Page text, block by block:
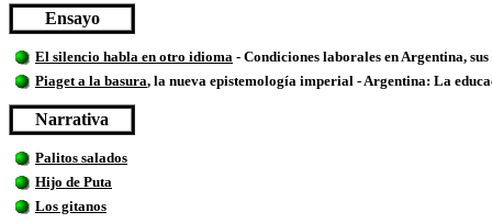
Ensayo
El silencio habla en otro idioma - Condiciones laborales en Argentina,
Piaget a la basura, la nueva epistemología imperial - Argentina: La
Narrativa
Palitos salados
Hijo de Puta
Los gitanos